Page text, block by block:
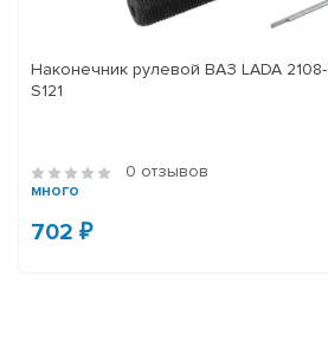
Наконечник рулевой ВАЗ LADA 2108-
S121
0 отзывов
много
702 ₽